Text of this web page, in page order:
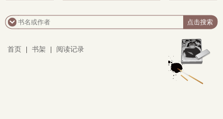
首页 书架 阅读记录